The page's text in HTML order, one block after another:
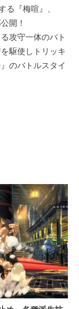
る『梅喧』、
開！
攻守一体のバト
駆使しトリッキ
のバトルスタイ